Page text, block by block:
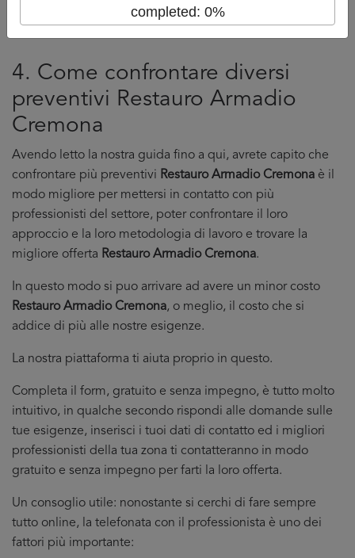
4. Come confrontare diversi
preventivi Restauro Armadio
Cremona
Avendo letto la nostra guida fino a qui, avrete capito che
confrontare più preventivi Restauro Armadio Cremona è il
modo migliore per mettersi in contatto con più
professionisti del settore, poter confrontare il loro
approccio e la loro metodologia di lavoro e trovare la
migliore offerta Restauro Armadio Cremona.
In questo modo si puo arrivare ad avere un minor costo
Restauro Armadio Cremona, o meglio, il costo che si
addice di più alle nostre esigenze.
La nostra piattaforma ti aiuta proprio in questo.
Completa il form, gratuito e senza impegno, è tutto molto
intuitivo, in qualche secondo rispondi alle domande sulle
tue esigenze, inserisci i tuoi dati di contatto ed i migliori
professionisti della tua zona ti contatteranno in modo
gratuito e senza impegno per farti la loro offerta.
Un consoglio utile: nonostante si cerchi di fare sempre
tutto online, la telefonata con il professionista è uno dei
fattori più importante:
completed: 0%